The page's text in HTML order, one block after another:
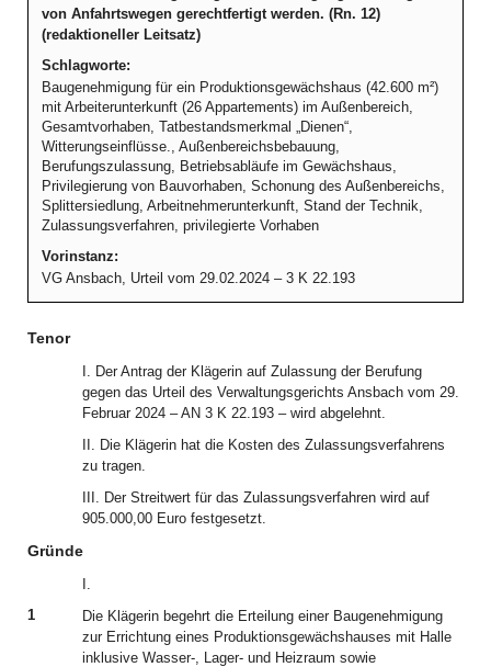
von Anfahrtswegen gerechtfertigt werden. (Rn. 12)
(redaktioneller Leitsatz)
Schlagworte:
Baugenehmigung für ein Produktionsgewächshaus (42.600 m²)
mit Arbeiterunterkunft (26 Appartements) im Außenbereich,
Gesamtvorhaben, Tatbestandsmerkmal „Dienen“,
Witterungseinflüsse., Außenbereichsbebauung,
Berufungszulassung, Betriebsabläufe im Gewächshaus,
Privilegierung von Bauvorhaben, Schonung des Außenbereichs,
Splittersiedlung, Arbeitnehmerunterkunft, Stand der Technik,
Zulassungsverfahren, privilegierte Vorhaben
Vorinstanz:
VG Ansbach, Urteil vom 29.02.2024 – 3 K 22.193
Tenor
I. Der Antrag der Klägerin auf Zulassung der Berufung
gegen das Urteil des Verwaltungsgerichts Ansbach vom 29.
Februar 2024 – AN 3 K 22.193 – wird abgelehnt.
II. Die Klägerin hat die Kosten des Zulassungsverfahrens
zu tragen.
III. Der Streitwert für das Zulassungsverfahren wird auf
905.000,00 Euro festgesetzt.
Gründe
I.
1
Die Klägerin begehrt die Erteilung einer Baugenehmigung
zur Errichtung eines Produktionsgewächshauses mit Halle
inklusive Wasser-, Lager- und Heizraum sowie